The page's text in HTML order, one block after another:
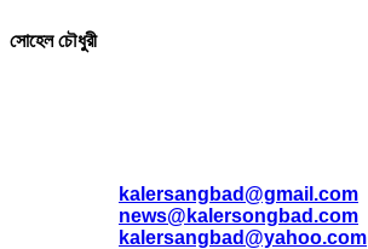
সোহেল চৌধুরী
kalersangbad@gmail.com
news@kalersongbad.com
kalersangbad@yahoo.com